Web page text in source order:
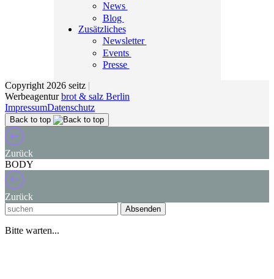
News
Blog
Zusätzliches
Newsletter
Events
Presse
Copyright 2026 seitz |
Werbeagenturbrot & salz Berlin
ImpressumDatenschutz
Back to top
Zurück
BODY
Zurück
Absenden
Bitte warten...